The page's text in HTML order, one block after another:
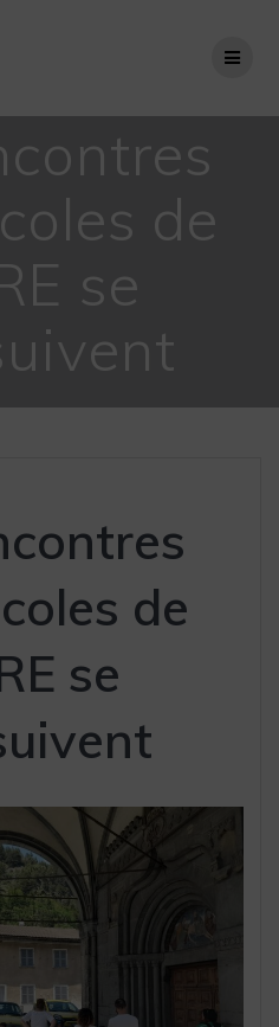
de
se
de
se